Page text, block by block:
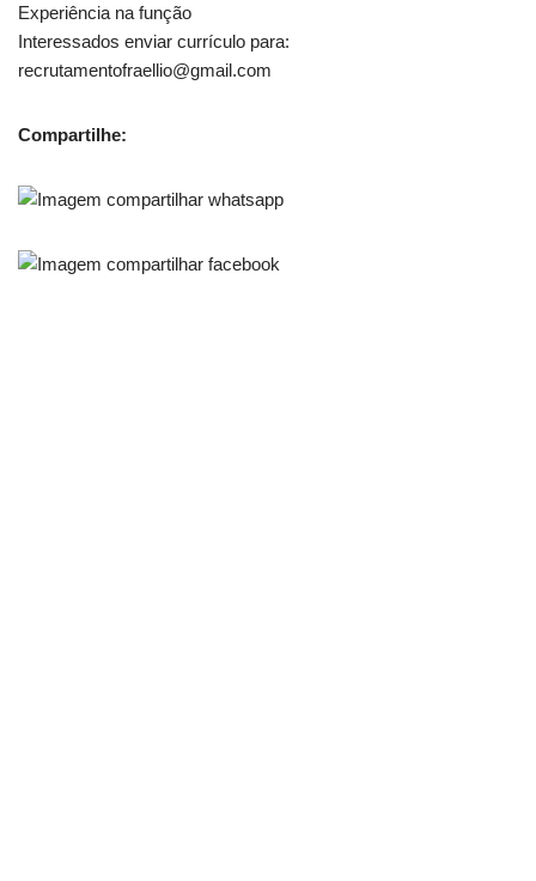
Experiência na função
Interessados enviar currículo para:
recrutamentofraellio@gmail.com
Compartilhe: